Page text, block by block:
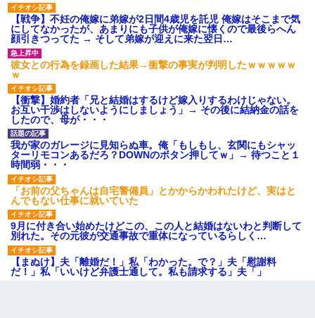
【戦争】不妊の俺嫁に弟嫁が2日間4歳児を託児 俺嫁はそこまで気
にしてなかったが、あまりにも子供が俺嫁に懐くので最後らへん
顔引きつってた → そして弟嫁が迎えに来た翌日…
彼女との行為を録画した結果→衝撃の事実が判明したｗｗｗｗｗ
ｗ
【衝撃】婚約者「兄と結婚はするけど嫁入りするわけじゃない。
お互い干渉はしないようにしましょう」→ その後に結納金の話を
したので、母が・・・
我が家のガレージに見知らぬ車。俺「もしもし、玄関にもシャッ
ターリモコンあるだろ？DOWNのボタン押してｗ」→ 待つこと１
時間弱・・・
「お前の父ちゃんは自宅警備員」とかからかわれたけど、実はと
んでもない仕事に就いていた
9月に付き合い始めたけどこの、この人と結婚はないわと判断して
別れた。その元彼が交通事故で重体になっているらしく…
【まぬけ】夫「離婚だ！」私「わかった。で？」夫「慰謝料
だ！」私「いいけど弁護士通して。私も請求する」夫「」